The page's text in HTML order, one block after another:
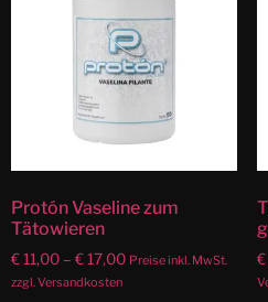
Protón Vaseline zum
Tätowieren
€11,00– €17,00 Preise inkl. MwSt.
zzgl. Versandkosten
€